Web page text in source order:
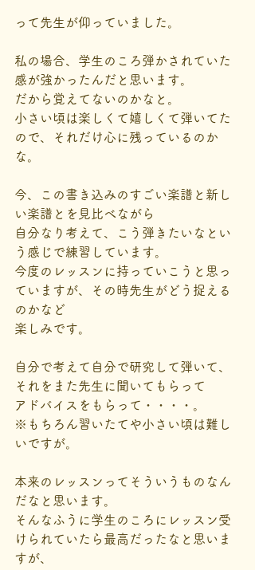
って先生が仰っていました。
私の場合、学生のころ弾かされていた
感が強かったんだと思います。
だから覚えてないのかなと。
小さい頃は楽しくて嬉しくて弾いてた
ので、それだけ心に残っているのか
な。
今、この書き込みのすごい楽譜と新し
い楽譜とを見比べながら
自分なり考えて、こう弾きたいなとい
う感じで練習しています。
今度のレッスンに持っていこうと思っ
ていますが、その時先生がどう捉える
のかなど
楽しみです。
自分で考えて自分で研究して弾いて、
それをまた先生に聞いてもらって
アドバイスをもらって・・・・。
※もちろん習いたてや小さい頃は難し
いですが。
本来のレッスンってそういうものなん
だなと思います。
そんなふうに学生のころにレッスン受
けられていたら最高だったなと思いま
すが、